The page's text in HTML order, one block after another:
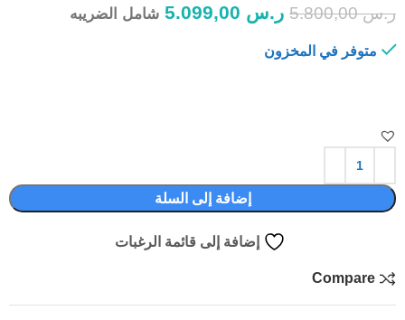
ر.س5.800,00 ر.س شامل الضريبه
متوفر في المخزون
إضافة إلى السلة
إضافة إلى قائمة الرغبات
Compare